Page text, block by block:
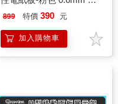
薄 軟性電子紙 可重覆書寫
899 特價 390 元
加入購物車